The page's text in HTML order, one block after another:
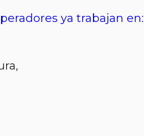
ya trabajan en: